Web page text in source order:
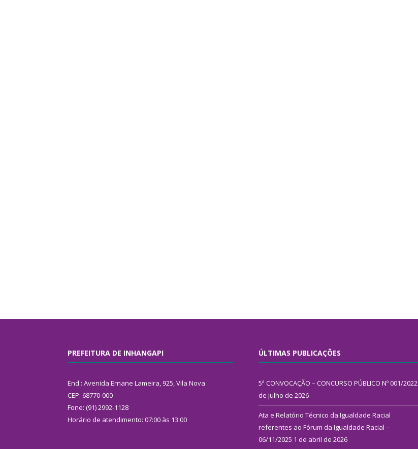
PREFEITURA DE INHANGAPI
End.: Avenida Ernane Lameira, 925, Vila Nova
CEP: 68770-000
Fone: (91) 2992-1128
Horário de atendimento: 07:00 às 13:00
ÚLTIMAS PUBLICAÇÕES
5ª CONVOCAÇÃO – CONCURSO PÚBLICO Nº 001/2022
de julho de 2026
Ata e Relatório Técnico da Igualdade Racial
referentes ao Fórum da Igualdade Racial –
06/11/2025 1 de abril de 2026